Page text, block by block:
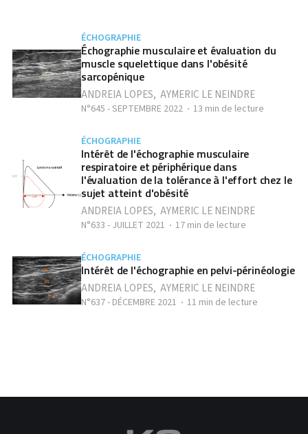
ÉCHOGRAPHIE
Échographie musculaire et évaluation du
muscle squelettique dans l'obésité
sarcopénique
ANDREIA LOPES, AYMERIC LE NEINDRE
N°645 - SEPTEMBRE 2022 13 min de lecture
ÉCHOGRAPHIE
Intérêt de l'échographie musculaire
respiratoire et périphérique dans
l'évaluation de la tolérance à l'effort chez le
sujet atteint d'obésité
ANDREIA LOPES, AYMERIC LE NEINDRE
N°633 - JUILLET 2021 17 min de lecture
ÉCHOGRAPHIE
Intérêt de l'échographie en pelvi-périnéologie
ANDREIA LOPES, AYMERIC LE NEINDRE
N°637 - DÉCEMBRE 2021 11 min de lecture